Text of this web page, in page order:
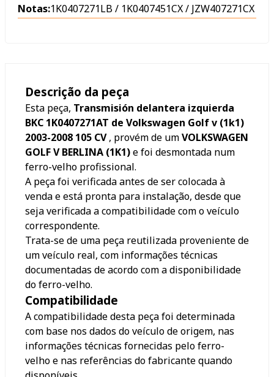
Notas:1K0407271LB / 1K0407451CX / JZW407271CX
Descrição da peça
Esta peça, Transmisión delantera izquierda
BKC 1K0407271AT de Volkswagen Golf v (1k1)
2003-2008 105 CV, provém de umVOLKSWAGEN
GOLF V BERLINA (1K1)e foi desmontada num
ferro-velho profissional.
A peça foi verificada antes de ser colocada à
venda e está pronta para instalação, desde que
seja verificada a compatibilidade com o veículo
correspondente.
Trata-se de uma peça reutilizada proveniente de
um veículo real, com informações técnicas
documentadas de acordo com a disponibilidade
do ferro-velho.
Compatibilidade
A compatibilidade desta peça foi determinada
com base nos dados do veículo de origem, nas
informações técnicas fornecidas pelo ferro-
velho e nas referências do fabricante quando